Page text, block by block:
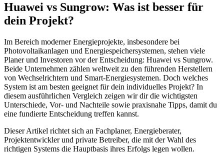
Huawei vs Sungrow: Was ist besser für
dein Projekt?
Im Bereich moderner Energieprojekte, insbesondere bei
Photovoltaikanlagen und Energiespeichersystemen, stehen viele
Planer und Investoren vor der Entscheidung: Huawei vs Sungrow.
Beide Unternehmen zählen weltweit zu den führenden Herstellern
von Wechselrichtern und Smart-Energiesystemen. Doch welches
System ist am besten geeignet für dein individuelles Projekt? In
diesem ausführlichen Vergleich zeigen wir dir die wichtigsten
Unterschiede, Vor- und Nachteile sowie praxisnahe Tipps, damit du
eine fundierte Entscheidung treffen kannst.
Dieser Artikel richtet sich an Fachplaner, Energieberater,
Projektentwickler und private Betreiber, die mit der Wahl des
richtigen Systems die Hauptbasis ihres Erfolgs legen wollen.